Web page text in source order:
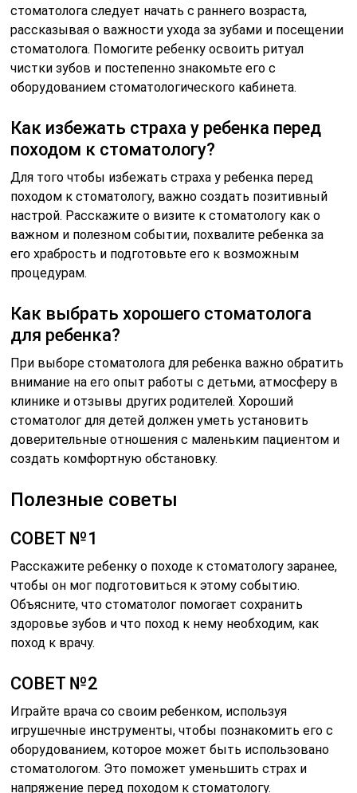
стоматолога следует начать с раннего возраста,
рассказывая о важности ухода за зубами и посещении
стоматолога. Помогите ребенку освоить ритуал
чистки зубов и постепенно знакомьте его с
оборудованием стоматологического кабинета.
Как избежать страха у ребенка перед
походом к стоматологу?
Для того чтобы избежать страха у ребенка перед
походом к стоматологу, важно создать позитивный
настрой. Расскажите о визите к стоматологу как о
важном и полезном событии, похвалите ребенка за
его храбрость и подготовьте его к возможным
процедурам.
Как выбрать хорошего стоматолога
для ребенка?
При выборе стоматолога для ребенка важно обратить
внимание на его опыт работы с детьми, атмосферу в
клинике и отзывы других родителей. Хороший
стоматолог для детей должен уметь установить
доверительные отношения с маленьким пациентом и
создать комфортную обстановку.
Полезные советы
СОВЕТ №1
Расскажите ребенку о походе к стоматологу заранее,
чтобы он мог подготовиться к этому событию.
Объясните, что стоматолог помогает сохранить
здоровье зубов и что поход к нему необходим, как
поход к врачу.
СОВЕТ №2
Играйте врача со своим ребенком, используя
игрушечные инструменты, чтобы познакомить его с
оборудованием, которое может быть использовано
стоматологом. Это поможет уменьшить страх и
напряжение перед походом к стоматологу.